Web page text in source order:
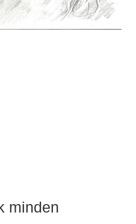
minden